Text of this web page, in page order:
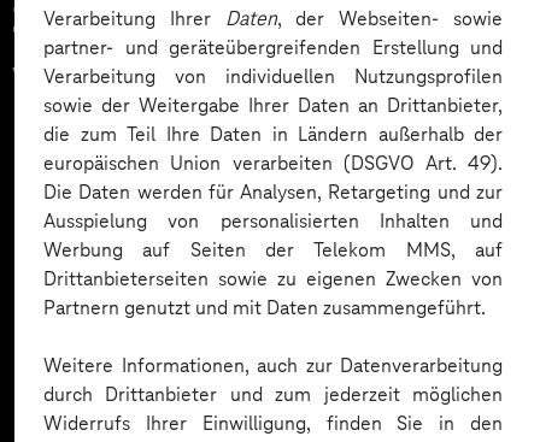
Verarbeitung Ihrer Daten, der Webseiten- sowie
partner- und geräteübergreifenden Erstellung und
Verarbeitung von individuellen Nutzungsprofilen
sowie der Weitergabe Ihrer Daten an Drittanbieter,
die zum Teil Ihre Daten in Ländern außerhalb der
europäischen Union verarbeiten (DSGVO Art. 49).
Die Daten werden für Analysen, Retargeting und zur
Ausspielung von personalisierten Inhalten und
Werbung auf Seiten der Telekom MMS, auf
Drittanbieterseiten sowie zu eigenen Zwecken von
Partnern genutzt und mit Daten zusammengeführt.
Weitere Informationen, auch zur Datenverarbeitung
durch Drittanbieter und zum jederzeit möglichen
Widerrufs Ihrer Einwilligung, finden Sie in den
Zahlreiche Unternehmen
vertrauen auf unsere
Expertise. Hier eine Auswahl: